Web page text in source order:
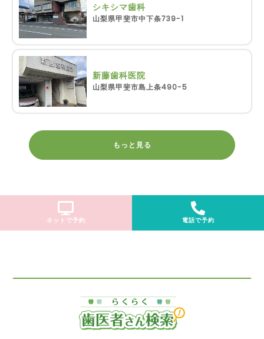
シキシマ歯科
山梨県甲斐市中下条739-1
新藤歯科医院
山梨県甲斐市島上条490-5
もっと見る
ネットで予約 電話で予約